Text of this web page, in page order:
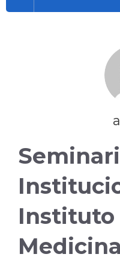
Instituto
Medicina